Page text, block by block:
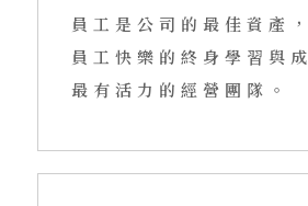
員工是公司的最佳資產
員工快樂的終身學習與
最有活力的經營團隊。